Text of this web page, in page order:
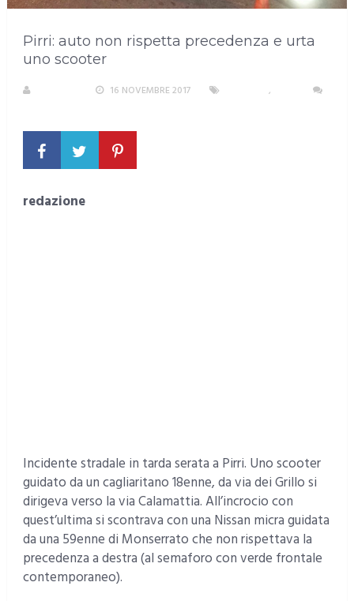
Pirri: auto non rispetta precedenza e urta
uno scooter
16 NOVEMBRE 2017 ,
redazione
Incidente stradale in tarda serata a Pirri. Uno scooter
guidato da un cagliaritano 18enne, da via dei Grillo si
dirigeva verso la via Calamattia. All’incrocio con
quest’ultima si scontrava con una Nissan micra guidata
da una 59enne di Monserrato che non rispettava la
precedenza a destra (al semaforo con verde frontale
contemporaneo).